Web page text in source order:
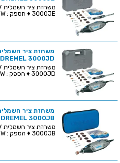
3000JE ♦ הספק : 130W♦ אורך כלל...
DREMEL 3000JD
3000JD ♦ הספק : 130W♦ אורך כללי : 185MM...
DREMEL 3000JB
3000JB ♦ הספק : 130W♦ אורך כלל...